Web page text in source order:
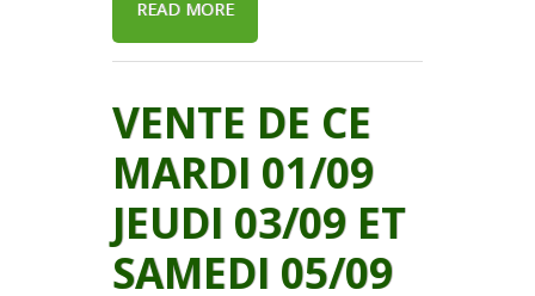
READ MORE
VENTE DE CE
MARDI 01/09
JEUDI 03/09 ET
SAMEDI 05/09